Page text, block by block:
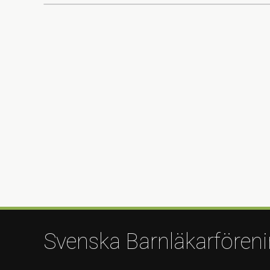
Svenska